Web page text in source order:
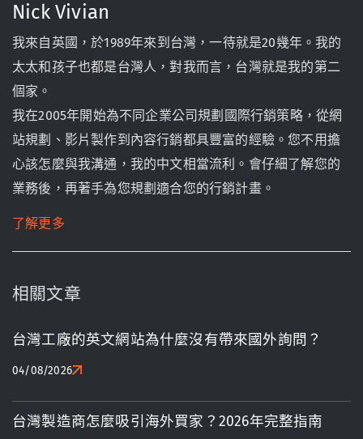
Nick Vivian
我來自英國，於1989年來到台灣，一待就是20幾年。我的
太太和孩子也都是台灣人，對我而言，台灣就是我的第二
個家。
我在2005年開始為不同企業公司規劃國際行銷策略，從網
站規劃、影片製作到內容行銷都具豐富的經驗。您不用擔
心該怎麼與我溝通，我的中文相當流利。會仔細了解您的
業務後，再著手為您規劃適合您的行銷計畫。
了解更多
相關文章
台灣工廠的英文網站為什麼沒有帶來國外詢問？
04/08/2026
台灣製造商怎麼吸引海外買家？2026年完整指南